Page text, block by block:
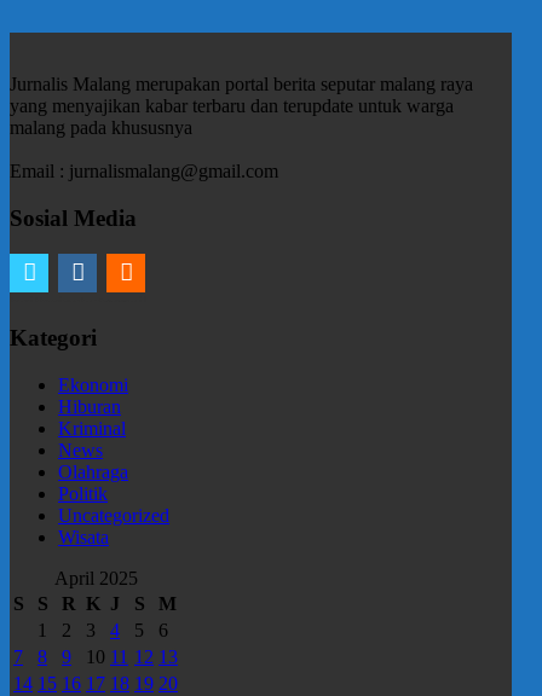
Jurnalis Malang merupakan portal berita seputar malang raya
yang menyajikan kabar terbaru dan terupdate untuk warga
malang pada khususnya
Email : jurnalismalang@gmail.com
Sosial Media
Kategori
Ekonomi
Hiburan
Kriminal
News
Olahraga
Politik
Uncategorized
Wisata
April 2025
S
S R K J S
M
1
2 3 4 5
6
7
8 9 10 11 12 13
14 15 16 17 18 19 20